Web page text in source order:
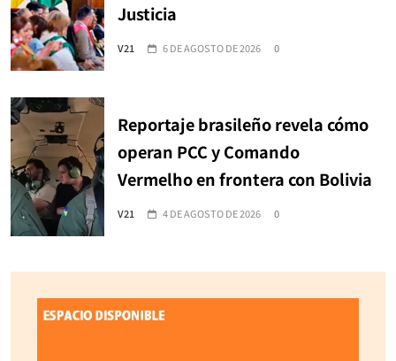
Justicia
V21 6 DE AGOSTO DE 2026 0
Reportaje brasileño revela cómo
operan PCC y Comando
Vermelho en frontera con Bolivia
V21 4 DE AGOSTO DE 2026 0